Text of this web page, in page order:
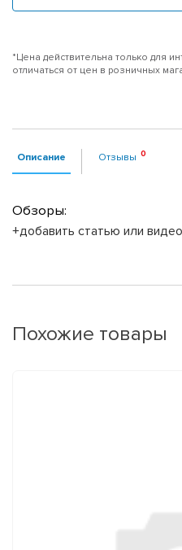
*Цена действительна только для
отличаться от цен в розничных
Описание Отзывы
Обзоры:
+добавить статью или видео
Похожие товары